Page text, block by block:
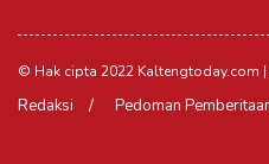
© Hak cipta 2022 Kaltengtoday.com
Redaksi Pedoman